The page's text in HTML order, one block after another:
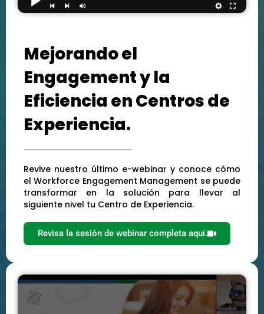
Mejorando el
Engagement y la
Eficiencia en Centros de
Experiencia.
Revive nuestro último e-webinar y conoce cómo
el Workforce Engagement Management se puede
transformar en la solución para llevar al
siguiente nivel tu Centro de Experiencia.
Revisa la sesión de webinar completa aquí.